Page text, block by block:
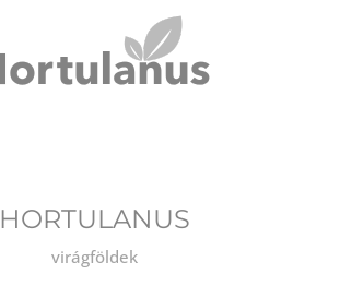
HORTULANUS
virágföldek